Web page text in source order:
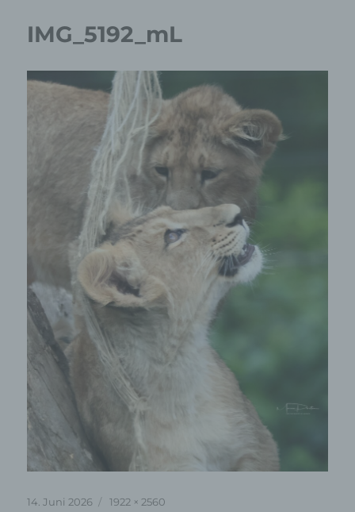
IMG_5192_mL
Veröffentlicht
14. Juni 2026 Originalgröße
1922 × 2560